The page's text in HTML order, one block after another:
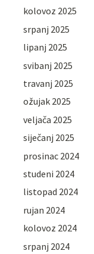
kolovoz 2025
srpanj 2025
lipanj 2025
svibanj 2025
travanj 2025
ožujak 2025
veljača 2025
siječanj 2025
prosinac 2024
studeni 2024
listopad 2024
rujan 2024
kolovoz 2024
srpanj 2024